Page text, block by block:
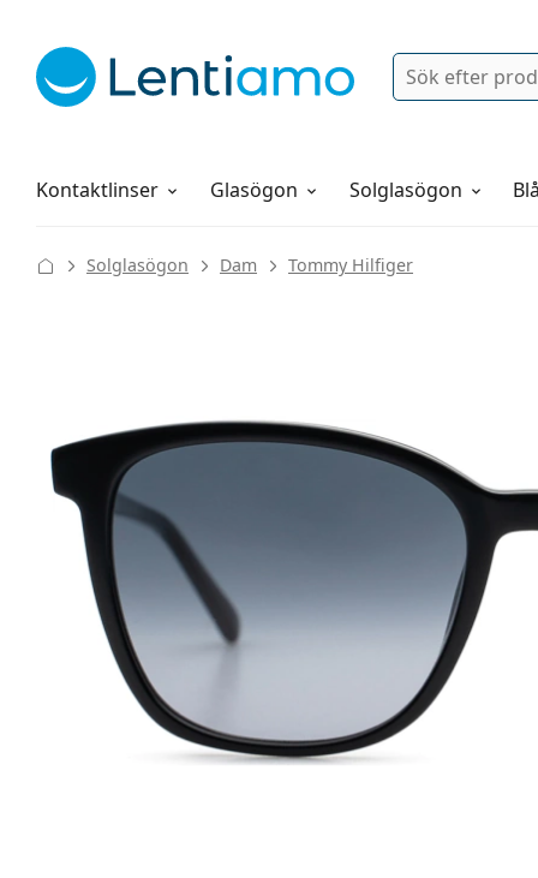
Sök
Kontaktlinser
Linsvätskor Glasögon Solglasögon
Allt om att handla hos oss
Solglasögon Dam Tommy Hilfiger
45 mm
Linshöjd Linsbredd
Linsbredd